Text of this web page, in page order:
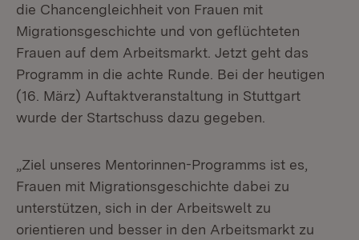
die Chancengleichheit von Frauen mit
Migrationsgeschichte und von geflüchteten
Frauen auf dem Arbeitsmarkt. Jetzt geht das
Programm in die achte Runde. Bei der heutigen
(16. März) Auftaktveranstaltung in Stuttgart
wurde der Startschuss dazu gegeben.
„Ziel unseres Mentorinnen-Programms ist es,
Frauen mit Migrationsgeschichte dabei zu
unterstützen, sich in der Arbeitswelt zu
orientieren und besser in den Arbeitsmarkt zu